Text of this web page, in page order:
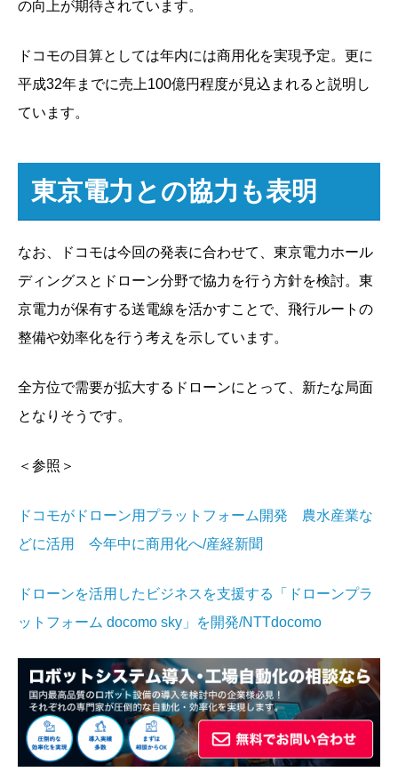
の向上が期待されています。
ドコモの目算としては年内には商用化を実現予定。更に
平成32年までに売上100億円程度が見込まれると説明し
ています。
東京電力との協力も表明
なお、ドコモは今回の発表に合わせて、東京電力ホール
ディングスとドローン分野で協力を行う方針を検討。東
京電力が保有する送電線を活かすことで、飛行ルートの
整備や効率化を行う考えを示しています。
全方位で需要が拡大するドローンにとって、新たな局面
となりそうです。
＜参照＞
ドコモがドローン用プラットフォーム開発 農水産業な
どに活用 今年中に商用化へ/産経新聞
ドローンを活用したビジネスを支援する「ドローンプラ
ットフォーム docomo sky」を開発/NTTdocomo